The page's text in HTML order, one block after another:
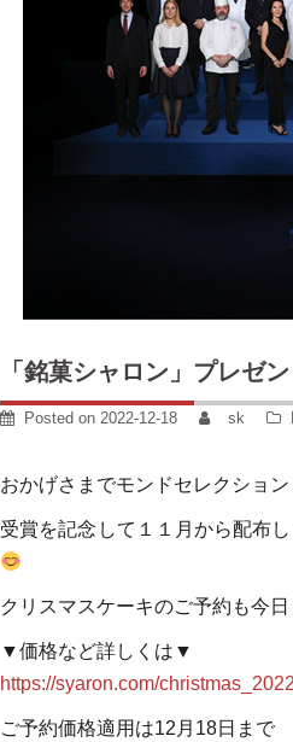
「銘菓シャロン」プレゼ
Posted on 2022-12-18 sk
おかげさまでモンドセレクショ
受賞を記念して１１月から配布
クリスマスケーキのご予約も今日
▼価格など詳しくは▼
https://syaron.com/
ご予約価格適用は12月18日まで